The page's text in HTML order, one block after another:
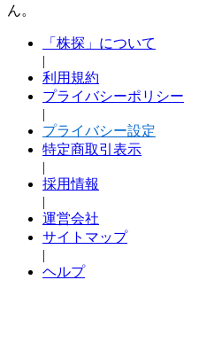
ん。
「株探」について
|
利用規約
プライバシーポリシー
|
プライバシー設定
特定商取引表示
|
採用情報
|
運営会社
サイトマップ
|
ヘルプ